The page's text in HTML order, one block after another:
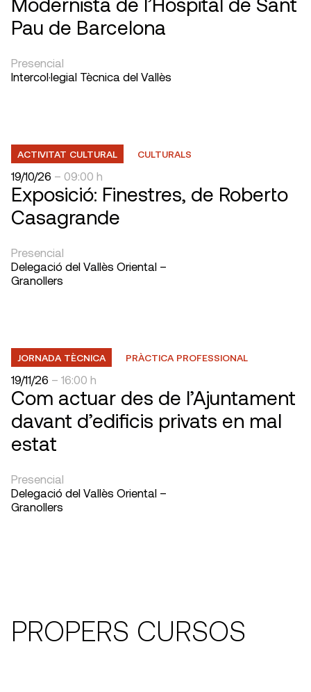
Pau de Barcelona
Presencial
Intercol·legial Tècnica del Vallès
ACTIVITAT CULTURAL CULTURALS
19/10/26 – 09:00 h
Exposició: Finestres, de Roberto
Casagrande
Presencial
Delegació del Vallès Oriental –
Granollers
JORNADA TÈCNICA PRÀCTICA PROFESSIONAL
19/11/26 – 16:00 h
Com actuar des de l’Ajuntament
davant d’edificis privats en mal
estat
Presencial
Delegació del Vallès Oriental –
Granollers
PROPERS CURSOS